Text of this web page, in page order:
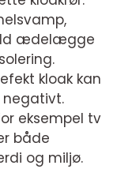
ædelægge
kloak kan
eksempel tv
både
og miljø.